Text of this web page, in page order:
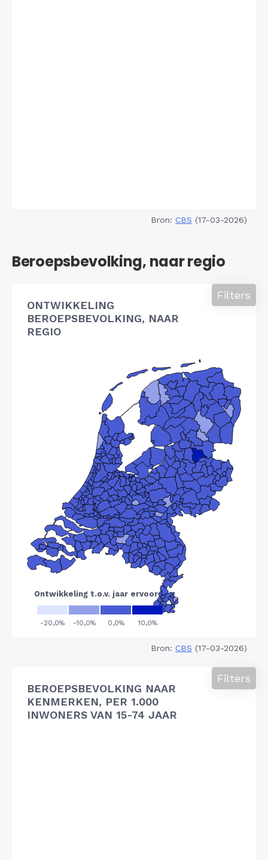
Bron: CBS (17-03-2026)
Beroepsbevolking, naar regio
ONTWIKKELING
BEROEPSBEVOLKING, NAAR
REGIO
Filters
Bron: CBS (17-03-2026)
BEROEPSBEVOLKING NAAR
KENMERKEN, PER 1.000
INWONERS VAN 15-74 JAAR
Filters